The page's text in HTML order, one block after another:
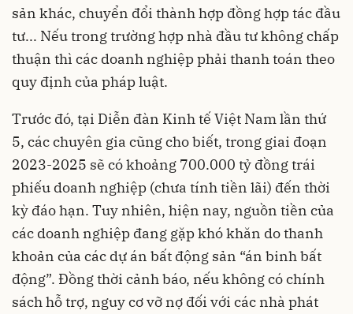
sản khác, chuyển đổi thành hợp đồng hợp tác đầu
tư... Nếu trong trường hợp nhà đầu tư không chấp
thuận thì các doanh nghiệp phải thanh toán theo
quy định của pháp luật.
Trước đó, tại Diễn đàn Kinh tế Việt Nam lần thứ
5, các chuyên gia cũng cho biết, trong giai đoạn
2023-2025 sẽ có khoảng 700.000 tỷ đồng trái
phiếu doanh nghiệp (chưa tính tiền lãi) đến thời
kỳ đáo hạn. Tuy nhiên, hiện nay, nguồn tiền của
các doanh nghiệp đang gặp khó khăn do thanh
khoản của các dự án bất động sản “án binh bất
động”. Đồng thời cảnh báo, nếu không có chính
sách hỗ trợ, nguy cơ vỡ nợ đối với các nhà phát